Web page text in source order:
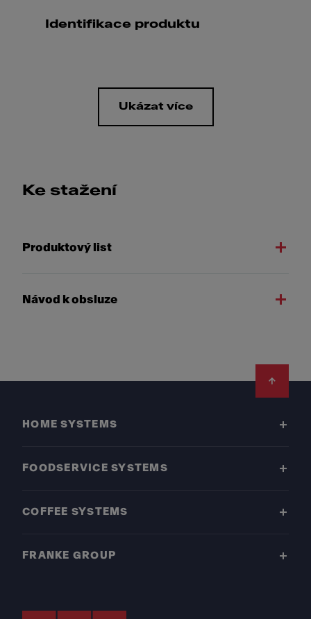
Identifikace produktu
Ukázat více
Ke stažení
Produktový list
Návod k obsluze
HOME SYSTEMS
FOODSERVICE SYSTEMS
COFFEE SYSTEMS
FRANKE GROUP